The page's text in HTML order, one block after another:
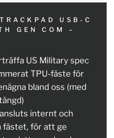
USB-C
GEN COM –
US Military spec
TPU-fäste för
bland oss (med
internt och
fästet, för att ge